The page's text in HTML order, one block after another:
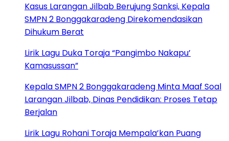
Kasus Larangan Jilbab Berujung Sanksi, Kepala
SMPN 2 Bonggakaradeng Direkomendasikan
Dihukum Berat
Lirik Lagu Duka Toraja “Pangimbo Nakapu’
Kamasussan”
Kepala SMPN 2 Bonggakaradeng Minta Maaf Soal
Larangan Jilbab, Dinas Pendidikan: Proses Tetap
Berjalan
Lirik Lagu Rohani Toraja Mempala’kan Puang